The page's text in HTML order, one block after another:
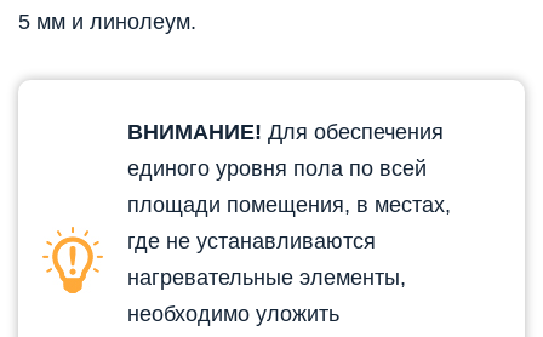
5 мм и линолеум.
ВНИМАНИЕ! Для обеспечения
единого уровня пола по всей
площади помещения, в местах,
где не устанавливаются
нагревательные элементы,
необходимо уложить